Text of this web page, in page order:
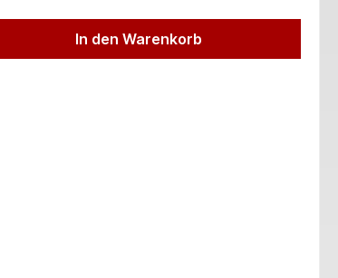
In den Warenkorb